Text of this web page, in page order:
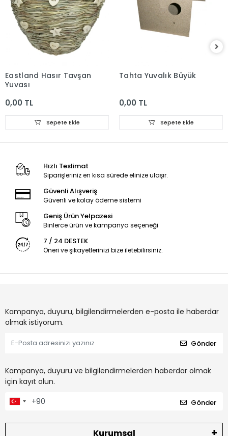
Eastland Hasır Tavşan
Yuvası
0,00 TL
Sepete Ekle
Tahta Yuvalık Büyük
0,00 TL
Sepete Ekle
Hızlı Teslimat
Siparişleriniz en kısa sürede elinize ulaşır.
Güvenli Alışveriş
Güvenli ve kolay ödeme sistemi
Geniş Ürün Yelpazesi
Binlerce ürün ve kampanya seçeneği
7 / 24 DESTEK
Öneri ve şikayetlerinizi bize iletebilirsiniz.
Kampanya, duyuru, bilgilendirmelerden e-posta ile haberdar
olmak istiyorum.
Gönder
Kampanya, duyuru ve bilgilendirmelerden haberdar olmak
için kayıt olun.
Gönder
Kurumsal